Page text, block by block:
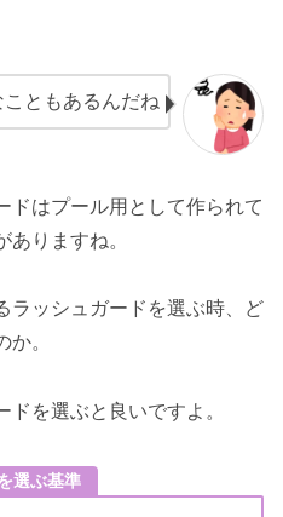
ともあるんだね
ドはプール用として作られて
りますね。
ラッシュガードを選ぶ時、ど
。
ドを選ぶと良いですよ。
選ぶ基準